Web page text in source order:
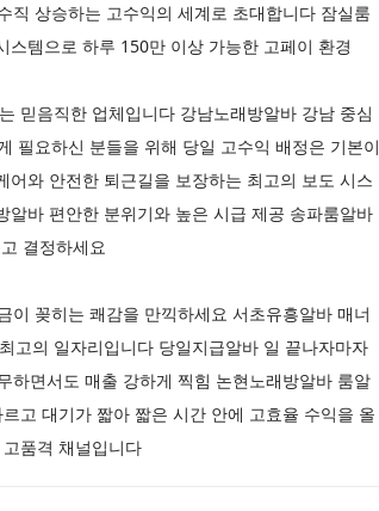
직 상승하는 고수익의 세계로 초대합니다 잠실룸
템으로 하루 150만 이상 가능한 고페이 환경
믿음직한 업체입니다 강남노래방알바 강남 중심
필요하신 분들을 위해 당일 고수익 배정은 기본이
와 안전한 퇴근길을 보장하는 최고의 보도 시스
바 편안한 분위기와 높은 시급 제공 송파룸알바
결정하세요
이 꽂히는 쾌감을 만끽하세요 서초유흥알바 매너
고의 일자리입니다 당일지급알바 일 끝나자마자
하면서도 매출 강하게 찍힘 논현노래방알바 룸알
고 대기가 짧아 짧은 시간 안에 고효율 수익을 올
품격 채널입니다